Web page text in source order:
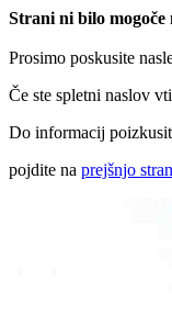
Strani ni bilo mogoče
Prosimo poskusite
Če ste spletni naslov
Do informacij
pojdite na prejšnjo